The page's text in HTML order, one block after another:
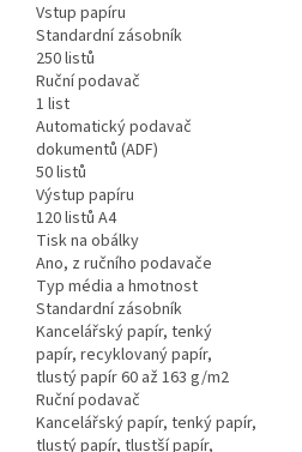
Vstup papíru
Standardní zásobník
250 listů
Ruční podavač
1 list
Automatický podavač
dokumentů (ADF)
50 listů
Výstup papíru
120 listů A4
Tisk na obálky
Ano, z ručního podavače
Typ média a hmotnost
Standardní zásobník
Kancelářský papír, tenký
papír, recyklovaný papír,
tlustý papír 60 až 163 g/m2
Ruční podavač
Kancelářský papír, tenký papír,
tlustý papír, tlustší papír,